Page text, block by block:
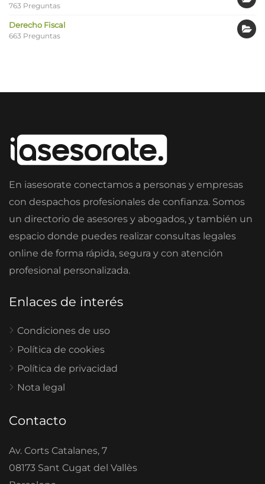
763 Preguntas
Derecho Fiscal
663 Preguntas
En iasesorate conectamos a personas y empresas
con despachos profesionales de confianza. Somos
un directorio de asesores y abogados, y también un
espacio donde puedes realizar consultas legales
online de forma rápida, segura y con atención
profesional personalizada.
Enlaces de interés
Condiciones de uso
Política de cookies
Política de privacidad
Nota legal
Contacto
Av. Corts Catalanes, 7
08173 Sant Cugat del Vallès